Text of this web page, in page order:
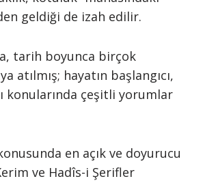
geldiği de izah edilir.
tarih boyunca birçok
atılmış; hayatın başlangıcı,
konularında çeşitli yorumlar
en açık ve doyurucu
ve Hadîs-i Şerifler